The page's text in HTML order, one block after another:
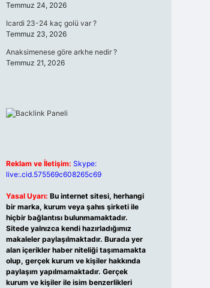
Temmuz 24, 2026
Icardi 23-24 kaç golü var ?
Temmuz 23, 2026
Anaksimenese göre arkhe nedir ?
Temmuz 21, 2026
Reklam ve İletişim: Skype:
live:.cid.575569c608265c69
Yasal Uyarı: Bu internet sitesi, herhangi
bir marka, kurum veya şahıs şirketi ile
hiçbir bağlantısı bulunmamaktadır.
Sitede yalnızca kendi hazırladığımız
makaleler paylaşılmaktadır. Burada yer
alan içerikler haber niteliği taşımamakta
olup, gerçek kurum ve kişiler hakkında
paylaşım yapılmamaktadır. Gerçek
kurum ve kişiler ile isim benzerlikleri